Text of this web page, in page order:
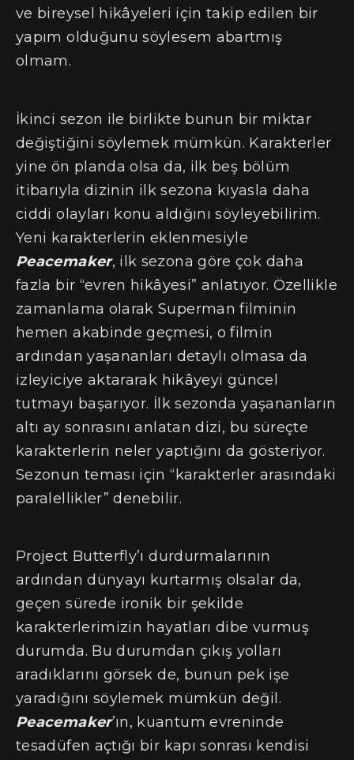
ve bireysel hikâyeleri için takip edilen bir
yapım olduğunu söylesem abartmış
olmam.
İkinci sezon ile birlikte bunun bir miktar
değiştiğini söylemek mümkün. Karakterler
yine ön planda olsa da, ilk beş bölüm
itibarıyla dizinin ilk sezona kıyasla daha
ciddi olayları konu aldığını söyleyebilirim.
Yeni karakterlerin eklenmesiyle
Peacemaker, ilk sezona göre çok daha
fazla bir “evren hikâyesi” anlatıyor. Özellikle
zamanlama olarak Superman filminin
hemen akabinde geçmesi, o filmin
ardından yaşananları detaylı olmasa da
izleyiciye aktararak hikâyeyi güncel
tutmayı başarıyor. İlk sezonda yaşananların
altı ay sonrasını anlatan dizi, bu süreçte
karakterlerin neler yaptığını da gösteriyor.
Sezonun teması için “karakterler arasındaki
paralellikler” denebilir.
Project Butterfly’ı durdurmalarının
ardından dünyayı kurtarmış olsalar da,
geçen sürede ironik bir şekilde
karakterlerimizin hayatları dibe vurmuş
durumda. Bu durumdan çıkış yolları
aradıklarını görsek de, bunun pek işe
yaradığını söylemek mümkün değil.
Peacemaker’ın, kuantum evreninde
tesadüfen açtığı bir kapı sonrası kendisi